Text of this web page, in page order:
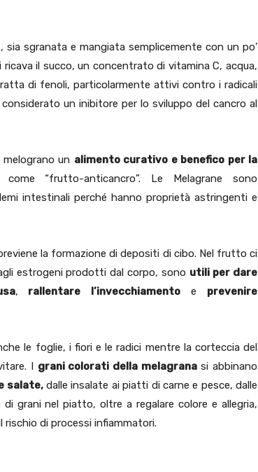
sia sgranata e mangiata semplicemente con un po’
il succo, un concentrato di vitamina C, acqua,
di fenoli, particolarmente attivi contro i radicali
un inibitore per lo sviluppo del cancro al
un alimento curativo e benefico per la
“frutto-anticancro”. Le Melagrane sono
intestinali perché hanno proprietà astringenti e
la formazione di depositi di cibo. Nel frutto ci
estrogeni prodotti dal corpo, sono utili per dare
, rallentare l’invecchiamentoe prevenire
le foglie, i fiori e le radici mentre la corteccia del
I grani colorati della melagranasi abbinano
salate,dalle insalate ai piatti di carne e pesce, dalle
grani nel piatto, oltre a regalare colore e allegria,
rischio di processi infiammatori.